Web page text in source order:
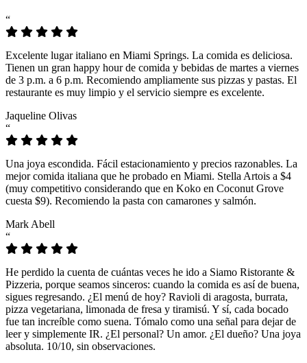
“
Excelente lugar italiano en Miami Springs. La comida es deliciosa.
Tienen un gran happy hour de comida y bebidas de martes a viernes
de 3 p.m. a 6 p.m. Recomiendo ampliamente sus pizzas y pastas. El
restaurante es muy limpio y el servicio siempre es excelente.
Jaqueline Olivas
“
Una joya escondida. Fácil estacionamiento y precios razonables. La
mejor comida italiana que he probado en Miami. Stella Artois a $4
(muy competitivo considerando que en Koko en Coconut Grove
cuesta $9). Recomiendo la pasta con camarones y salmón.
Mark Abell
“
He perdido la cuenta de cuántas veces he ido a Siamo Ristorante &
Pizzeria, porque seamos sinceros: cuando la comida es así de buena,
sigues regresando. ¿El menú de hoy? Ravioli di aragosta, burrata,
pizza vegetariana, limonada de fresa y tiramisú. Y sí, cada bocado
fue tan increíble como suena. Tómalo como una señal para dejar de
leer y simplemente IR. ¿El personal? Un amor. ¿El dueño? Una joya
absoluta. 10/10, sin observaciones.